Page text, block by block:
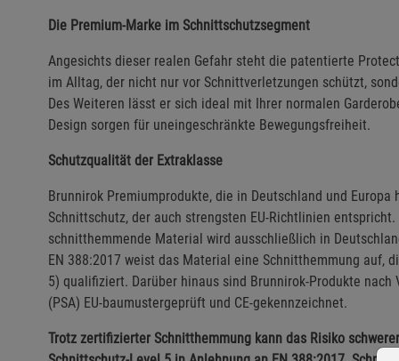
Die Premium-Marke im Schnittschutzsegment
Angesichts dieser realen Gefahr steht die patentierte
im Alltag, der nicht nur vor Schnittverletzungen schützt,
Des Weiteren lässt er sich ideal mit Ihrer normalen
Design sorgen für uneingeschränkte Bewegungsfreiheit.
Schutzqualität der Extraklasse
Brunnirok Premiumprodukte, die in Deutschland und
Schnittschutz, der auch strengsten EU-Richtlinien
schnitthemmende Material wird ausschließlich in
EN 388:2017 weist das Material eine Schnitthemmung auf,
5) qualifiziert. Darüber hinaus sind Brunnirok-Produkte
(PSA) EU-baumustergeprüft und CE-gekennzeichnet.
Trotz zertifizierter Schnitthemmung kann das Risiko